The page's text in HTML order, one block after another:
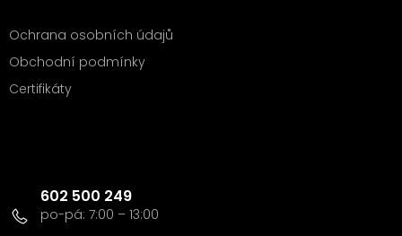
Ochrana osobních údajů
Obchodní podmínky
Certifikáty
602 500 249